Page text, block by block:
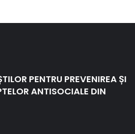
PENTRU PREVENIREA ȘI
ANTISOCIALE DIN